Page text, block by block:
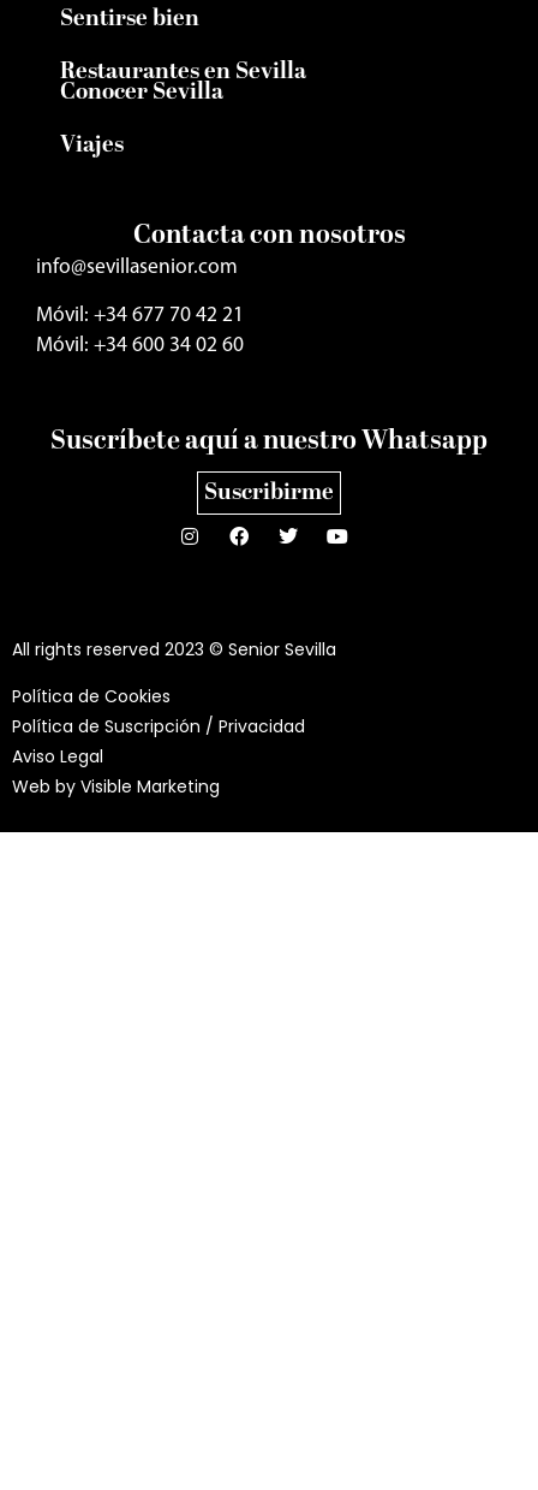
Sentirse bien
Restaurantes en Sevilla
Conocer Sevilla
Viajes
Contacta con nosotros
info@sevillasenior.com
Móvil: +34 677 70 42 21
Móvil: +34 600 34 02 60
Suscríbete aquí a nuestro Whatsapp
Suscribirme
All rights reserved 2023 © Senior Sevilla
Política de Cookies
Política de Suscripción / Privacidad
Aviso Legal
Web by Visible Marketing